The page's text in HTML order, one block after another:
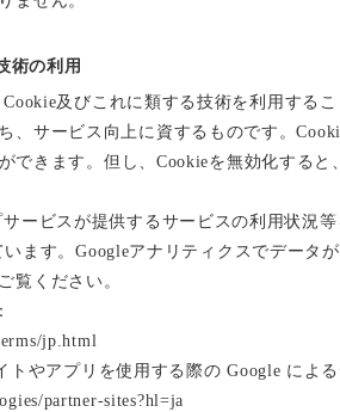
術の利用
Cookie及びこれに類する技術を利用する
、サービス向上に資するものです。
できます。但し、Cookieを無効化する
サービスが提供するサービスの利用状況
ます。Googleアナリティクスでデータ
覧ください。
jp.html
やアプリを使用する際の Google による
partner-sites?hl=ja